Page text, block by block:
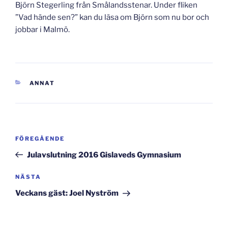
Björn Stegerling från Smålandsstenar. Under fliken
”Vad hände sen?” kan du läsa om Björn som nu bor och
jobbar i Malmö.
KATEGORIER
ANNAT
Inläggsnavigering
Föregående
inlägg
FÖREGÅENDE
Julavslutning 2016 Gislaveds Gymnasium
Nästa
inlägg
NÄSTA
Veckans gäst: Joel Nyström